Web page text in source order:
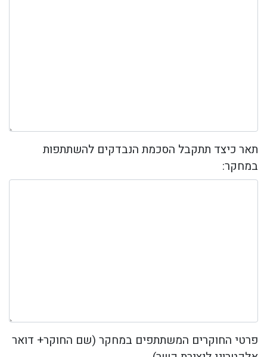
תאר כיצד תתקבל הסכמת הנבדקים להשתתפות
במחקר:
פרטי החוקרים המשתתפים במחקר (שם החוקר+ דואר